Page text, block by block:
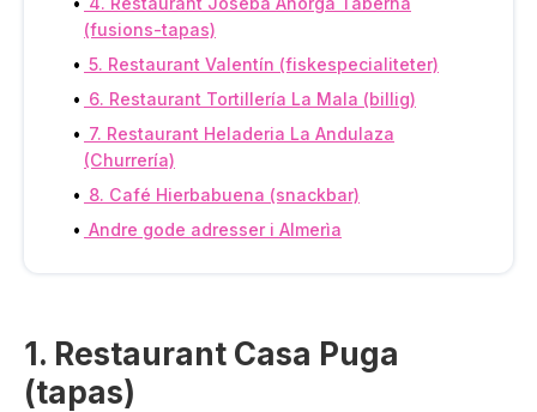
(fusions-tapas)
5. Restaurant Valentín (fiskespecialiteter)
6. Restaurant Tortillería La Mala (billig)
7. Restaurant Heladeria La Andulaza
(Churrería)
8. Café Hierbabuena (snackbar)
Andre gode adresser i Almerìa
1. Restaurant Casa Puga
(tapas)